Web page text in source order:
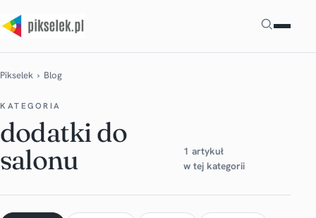
Szukaj
Pikselek › Blog
KATEGORIA
dodatki do
salonu
1 artykuł
w tej kategorii